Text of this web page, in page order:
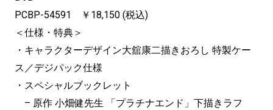
PCBP-54591 ￥18,150 (税込)
＜仕様・特典＞
・キャラクターデザイン大舘康二描きおろし 特製ケー
ス／デジパック仕様
・スペシャルブックレット
– 原作 小畑健先生 「プラチナエンド」下描きラフ